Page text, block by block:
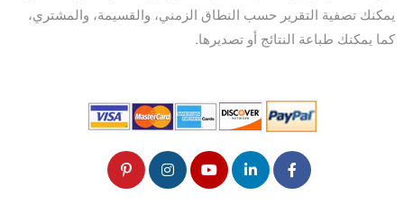
يمكنك تصفية التقرير حسب النطاق الزمني، والقسيمة، والمشتري،
كما يمكنك طباعة النتائج أو تصديرها.